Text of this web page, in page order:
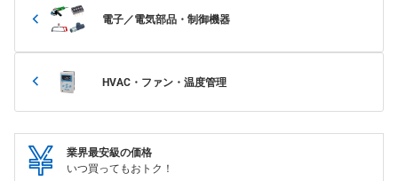
電子／電気部品・制御機器
HVAC・ファン・温度管理
業界最安級の価格
いつ買ってもおトク！